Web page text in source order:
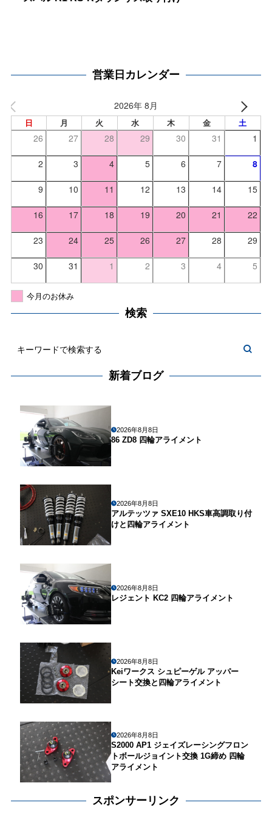
営業日カレンダー
2026年 8月
日 月 火 水 木 金 土
26 27 28 29 30 31 1
2 3 4 5 6 7 8
9 10 11 12 13 14 15
16 17 18 19 20 21 22
23 24 25 26 27 28 29
30 31 1 2 3 4 5
今月のお休み
検索
新着ブログ
2026年8月8日
86 ZD8 四輪アライメント
2026年8月8日
アルテッツァ SXE10 HKS車高調取り付
けと四輪アライメント
2026年8月8日
レジェント KC2 四輪アライメント
2026年8月8日
Keiワークス シュピーゲル アッパー
シート交換と四輪アライメント
2026年8月8日
S2000 AP1 ジェイズレーシングフロン
トボールジョイント交換 1G締め 四輪
アライメント
スポンサーリンク